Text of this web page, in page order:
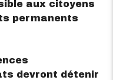
aux citoyens
permanents
devront détenir